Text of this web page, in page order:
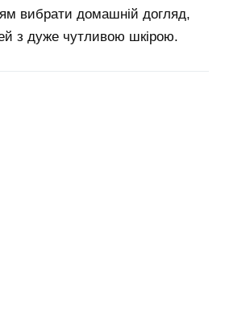
вибрати домашній догляд,
з дуже чутливою шкірою.